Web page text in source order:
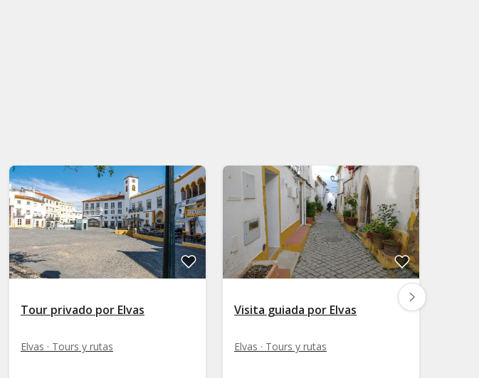
Tour privado por Elvas
Elvas · Tours y rutas
Visita guiada por Elvas
Elvas · Tours y rutas